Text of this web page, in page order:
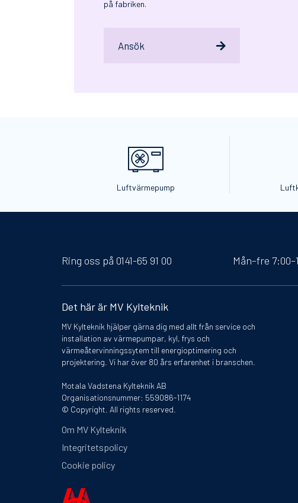
på fabriken.
Ansök 
Luftvärmepump
Ring oss på 0141-65 91 00 Mån–fre
Det här är MV Kylteknik
MV Kylteknik hjälper gärna dig med allt från service och
installation av värmepumpar, kyl, frys och
värmeåtervinningssytem till energioptimering och
projektering. Vi har över 80 års erfarenhet i branschen.
Motala Vadstena Kylteknik AB
Organisationsnummer: 559086-1174
© Copyright. All rights reserved.
Om MV Kylteknik
Integritetspolicy
Cookie policy